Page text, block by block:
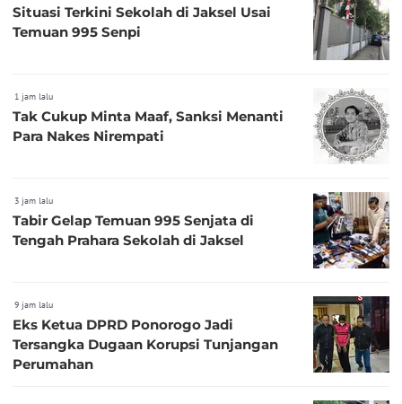
Situasi Terkini Sekolah di Jaksel Usai
Temuan 995 Senpi
1 jam lalu
Tak Cukup Minta Maaf, Sanksi Menanti
Para Nakes Nirempati
3 jam lalu
Tabir Gelap Temuan 995 Senjata di
Tengah Prahara Sekolah di Jaksel
9 jam lalu
Eks Ketua DPRD Ponorogo Jadi
Tersangka Dugaan Korupsi Tunjangan
Perumahan